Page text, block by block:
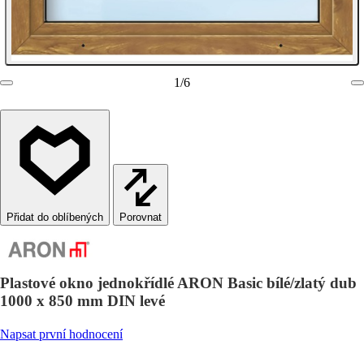
1/6
Porovnat
Plastové okno jednokřídlé ARON Basic bílé/zlatý dub
1000 x 850 mm DIN levé
Napsat první hodnocení